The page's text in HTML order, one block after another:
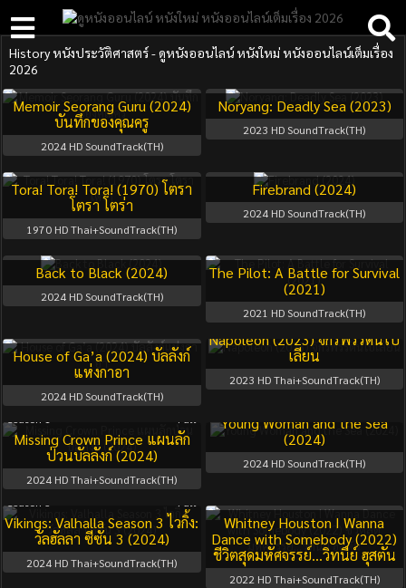
History หนังประวัติศาสตร์ - ดูหนังออนไลน์ หนังใหม่ หนังออนไลน์เต็มเรื่อง
2026
Memoir Seorang Guru (2024)
บันทึกของคุณครู
2024HD SoundTrack(TH)
Noryang: Deadly Sea (2023)
2023 HD SoundTrack(TH)
Tora! Tora! Tora! (1970) โตรา
โตรา โตร่า
1970 HD Thai+SoundTrack(TH)
Firebrand (2024)
2024 HD SoundTrack(TH)
Back to Black (2024)
2024HD SoundTrack(TH)
The Pilot: A Battle for Survival
(2021)
2021 HD SoundTrack(TH)
House of Ga’a (2024) บัลลังก์
แห่งกาอา
2024HD SoundTrack(TH)
Napoleon (2023) จักรพรรดินโป
เลียน
2023 HD Thai+SoundTrack(TH)
Missing Crown Prince แผนลัก
ป่วนบัลลังก์ (2024)
2024 HD Thai+SoundTrack(TH)
Young Woman and the Sea
(2024)
2024 HD SoundTrack(TH)
Vikings: Valhalla Season 3 ไวกิ้ง:
วัลฮัลลา ซีซัน 3 (2024)
2024 HD Thai+SoundTrack(TH)
Whitney Houston I Wanna
Dance with Somebody (2022)
ชีวิตสุดมหัศจรรย์…วิทนีย์ ฮุสตัน
2022 HD Thai+SoundTrack(TH)